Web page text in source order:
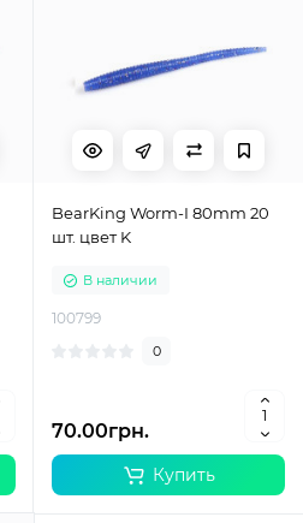
BearKing Worm-I 80mm 20
шт. цвет K
В наличии
100799
0
70.00грн.
Купить